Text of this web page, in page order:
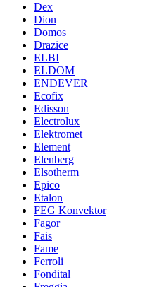
Dex
Dion
Domos
Drazice
ELBI
ELDOM
ENDEVER
Ecofix
Edisson
Electrolux
Elektromet
Element
Elenberg
Elsotherm
Epico
Etalon
FEG Konvektor
Fagor
Fais
Fame
Ferroli
Fondital